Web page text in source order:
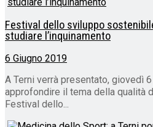
Festival dello sviluppo
studiare l’inquinamento
6 Giugno 2019
A Terni verrà presentato, giovedì
approfondire il tema della qualità
Festival dello...